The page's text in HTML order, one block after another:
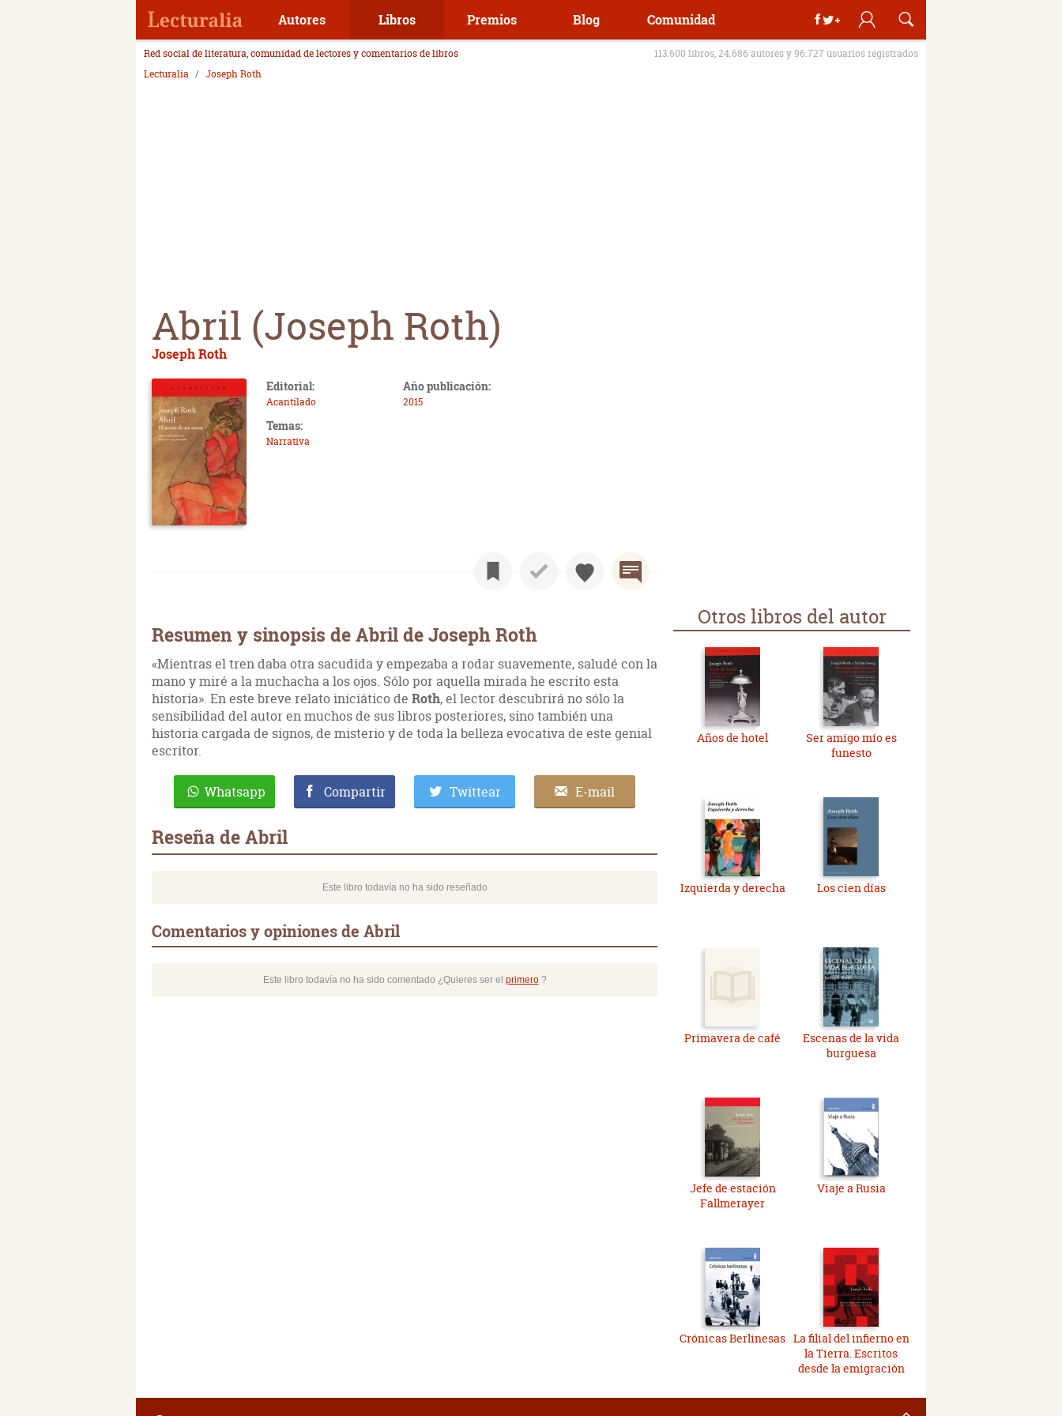
Autores Libros Premios Blog Comunidad
Red social de literatura, comunidad de lectores y comentarios de libros
113.600 libros, 24.686 autores y 96.727 usuarios registrados
Lecturalia
Joseph Roth
Abril (Joseph Roth)
Joseph Roth
Editorial:
Acantilado
Año publicación:
2015
Temas:
Narrativa
Resumen y sinopsis de Abril de Joseph Roth
«Mientras el tren daba otra sacudida y empezaba a rodar suavemente, saludé con la
mano y miré a la muchacha a los ojos. Sólo por aquella mirada he escrito esta
historia». En este breve relato iniciático de Roth, el lector descubrirá no sólo la
sensibilidad del autor en muchos de sus libros posteriores, sino también una
historia cargada de signos, de misterio y de toda la belleza evocativa de este genial
escritor.
Whatsapp Compartir Twittear E-mail
Reseña de Abril
Este libro todavía no ha sido reseñado
Comentarios y opiniones de Abril
Este libro todavía no ha sido comentado ¿Quieres ser el primero?
Otros libros del autor
Años de hotel
Ser amigo mío es
funesto
Izquierda y derecha Los cien días
Primavera de café
Escenas de la vida
burguesa
Jefe de estación
Fallmerayer
Viaje a Rusia
Crónicas Berlinesas La filial del infierno en
la Tierra. Escritos
desde la emigración